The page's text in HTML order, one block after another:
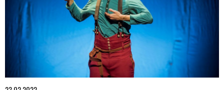
Diapositiva 1 de 1